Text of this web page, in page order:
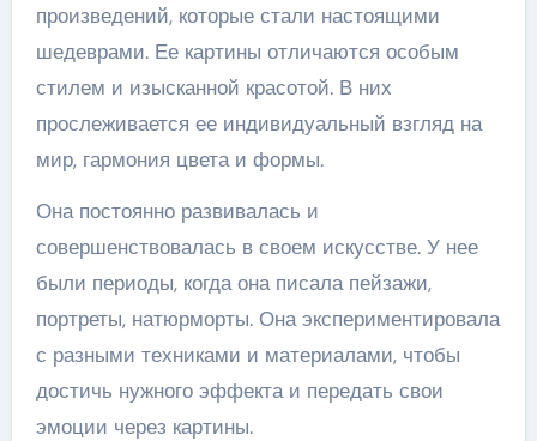
произведений, которые стали настоящими
шедеврами. Ее картины отличаются особым
стилем и изысканной красотой. В них
прослеживается ее индивидуальный взгляд на
мир, гармония цвета и формы.
Она постоянно развивалась и
совершенствовалась в своем искусстве. У нее
были периоды, когда она писала пейзажи,
портреты, натюрморты. Она экспериментировала
с разными техниками и материалами, чтобы
достичь нужного эффекта и передать свои
эмоции через картины.